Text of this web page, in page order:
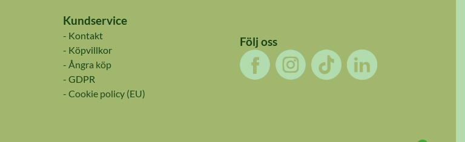
Kundservice
- Kontakt
- Köpvillkor
- Ångra köp
- GDPR
- Cookie policy (EU)
Följ oss